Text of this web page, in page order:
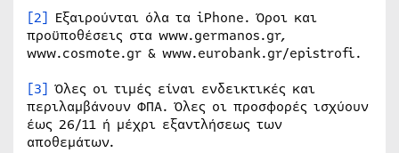
[2] Εξαιρούνται όλα τα iPhone. Όροι και
προϋποθέσεις στα www.germanos.gr,
www.cosmote.gr & www.eurobank.gr/epistrofi.
[3] Όλες οι τιμές είναι ενδεικτικές και
περιλαμβάνουν ΦΠΑ. Όλες οι προσφορές ισχύουν
έως 26/11 ή μέχρι εξαντλήσεως των
αποθεμάτων.